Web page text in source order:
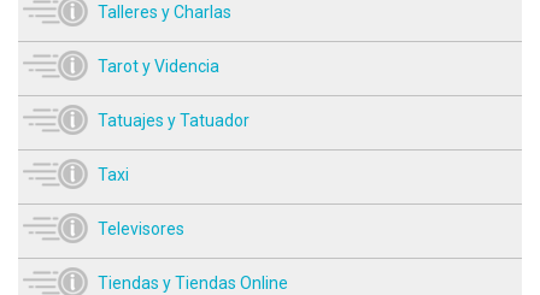
Talleres y Charlas
Tarot y Videncia
Tatuajes y Tatuador
Taxi
Televisores
Tiendas y Tiendas Online